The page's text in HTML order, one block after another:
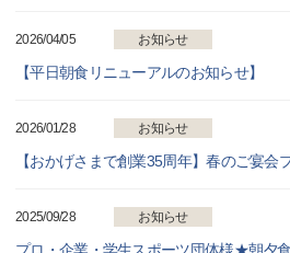
2026/04/05 お知らせ
【平日朝食リニューアルのお知らせ】
2026/01/28 お知らせ
【おかげさまで創業35周年】春のご宴会
2025/09/28 お知らせ